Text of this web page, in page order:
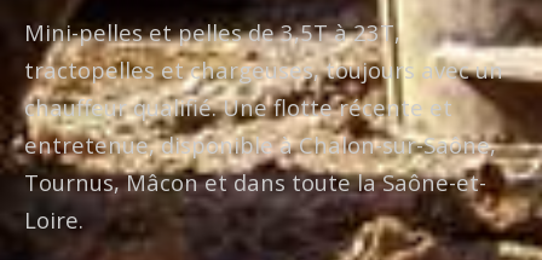
Mini-pelles et pelles de 3,5T à 23T,
tractopelles et chargeuses, toujours avec un
chauffeur qualifié. Une flotte récente et
entretenue, disponible à Chalon-sur-Saône,
Tournus, Mâcon et dans toute la Saône-et-
Loire.